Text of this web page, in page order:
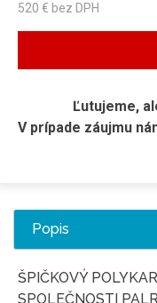
520 € bez DPH
Ľutujeme,
V prípade záujmu
Popis
ŠPIČKOVÝ
SPOLEČNOSTI